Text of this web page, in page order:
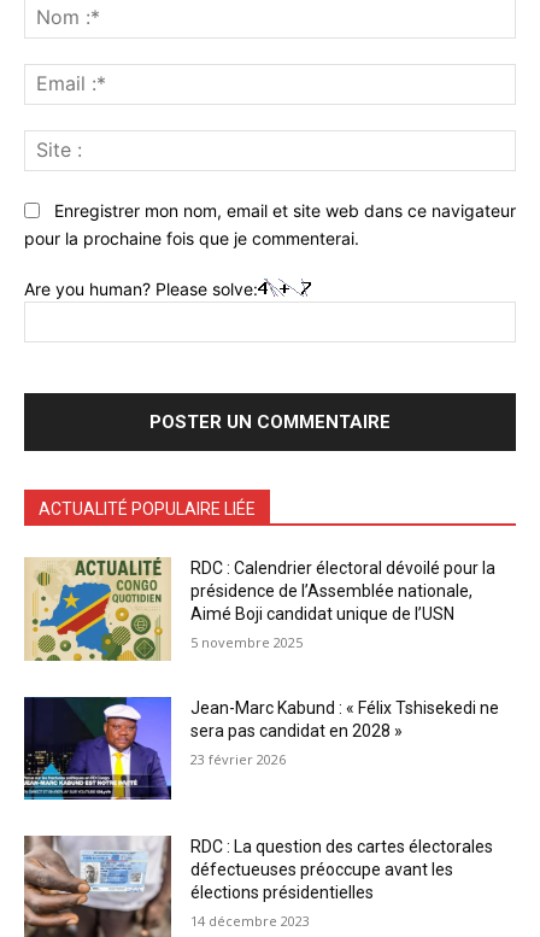
:*
:*
:
Enregistrer mon nom, email et site web dans ce navigateur
pour la prochaine fois que je commenterai.
Are you human? Please solve:
ACTUALITÉ POPULAIRE LIÉE
RDC : Calendrier électoral dévoilé pour la
présidence de l’Assemblée nationale,
Aimé Boji candidat unique de l’USN
5 novembre 2025
Jean-Marc Kabund : « Félix Tshisekedi ne
sera pas candidat en 2028 »
23 février 2026
RDC : La question des cartes électorales
défectueuses préoccupe avant les
élections présidentielles
14 décembre 2023